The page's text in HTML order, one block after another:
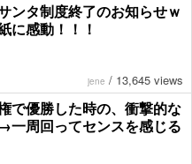
ンタ制度終了のお知らせｗ
に感動！！！
jene / 13,645 views
で優勝した時の、衝撃的な
一周回ってセンスを感じる